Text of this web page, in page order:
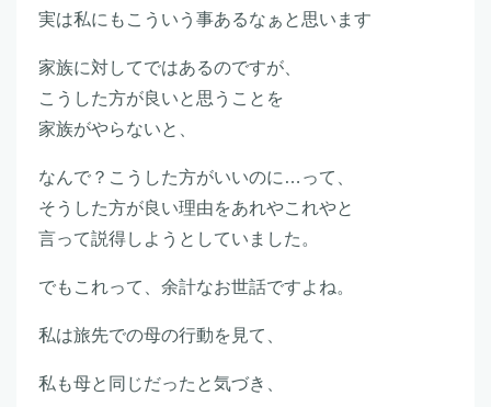
実は私にもこういう事あるなぁと思います
家族に対してではあるのですが、
こうした方が良いと思うことを
家族がやらないと、
なんで？こうした方がいいのに…って、
そうした方が良い理由をあれやこれやと
言って説得しようとしていました。
でもこれって、余計なお世話ですよね。
私は旅先での母の行動を見て、
私も母と同じだったと気づき、